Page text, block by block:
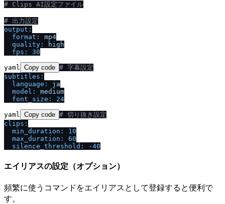
# Clips AI設定ファイル
# 出力設定
output:
format:
mp4
quality:
high
fps:
30
yaml Copy code # 字幕設定
subtitles:
language:
ja
model:
medium
font_size:
24
yaml Copy code # 切り抜き設定
clips:
min_duration:
10
max_duration:
60
silence_threshold:
-40
エイリアスの設定（オプション）
頻繁に使うコマンドをエイリアスとして登録すると便利で
す。